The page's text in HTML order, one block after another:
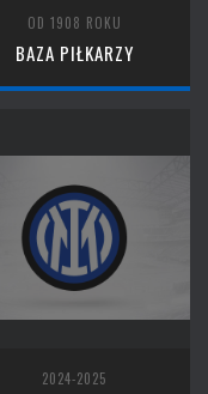
OD 1908 ROKU
BAZA PIŁKARZY
2024-2025